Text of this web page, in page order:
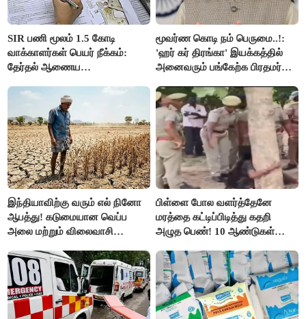
SIR பணி மூலம் 1.5 கோடி
வாக்காளர்கள் பெயர் நீக்கம்:
தேர்தல் ஆணைய
மூவர்ண கொடி நம் பெருமை..!:
'ஹர் கர் திரங்கா' இயக்கத்தில்
அனைவரும் பங்கேற்க பிரதமர்
இந்தியாவிற்கு வரும் எல் நினோ
ஆபத்து! கடுமையான வெப்ப
அலை மற்றும் விலைவாசி
பிள்ளை போல வளர்த்தேனே
மரத்தை கட்டிப்பிடித்து கதறி
அழுத பெண்! 10 ஆண்டுகள்
வெட்டி சாய்ப்பு..!